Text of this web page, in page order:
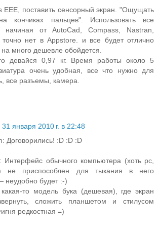
EEE, поставить сенсорный экран. "Ощущать
кончиках пальцев". Использовать все
начиная от AutoCad, Compass, Nastran,
точно нет в Appstore. и все будет отлично
на много дешевле обойдется.
девайся 0,97 кг. Время работы около 5
очень удобная, все что нужно для
все разъемы, камера.
31 января 2010 г. в 22:48
Договорились! :D :D :D
Интерфейс обычного компьютера (хоть pc,
не приспособлен для тыкания в него
неудобно будет :-)
то модель бука (дешевая), где экран
сложить планшетом и стилусом
редкостная =)